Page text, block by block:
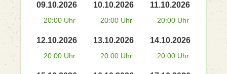
09.10.2026
20:00 Uhr
10.10.2026
20:00 Uhr
11.10.2026
20:00 Uhr
12.10.2026
20:00 Uhr
13.10.2026
20:00 Uhr
14.10.2026
20:00 Uhr